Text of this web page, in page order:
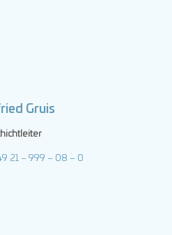
Gruis
21 – 999 – 08 – 0